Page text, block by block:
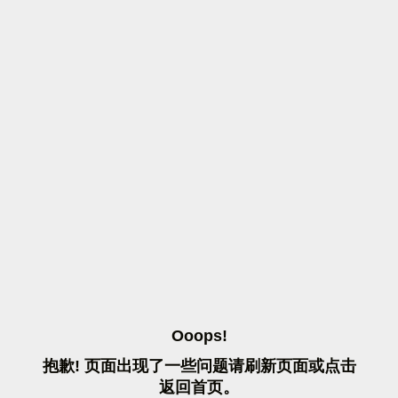
OOOPS!
抱歉! 页面出现了一些问题请刷 新页面或点击
返 回首页。